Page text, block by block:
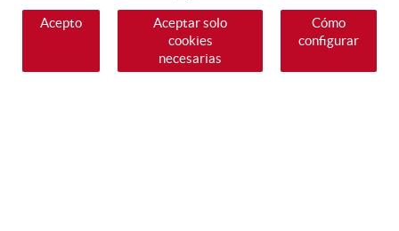
Acepto
Aceptar solo
cookies
necesarias
Cómo
configurar